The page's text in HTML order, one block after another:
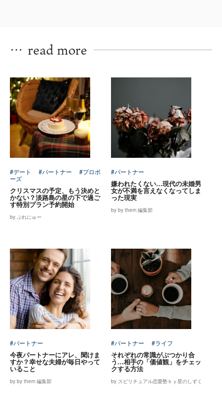
… read more
#デート #パートナー
#プロポ
ーズ
クリスマスの予定、もう決めと
かない？淡路島の星の下で過ご
す特別プラン予約開始
by ぷれにゅー
#パートナー
嫌われたくない…現代の未婚男
女が不満を言えなくなってしま
った現実
by by them 編集部
#パートナー
今夜パートナーにアレ、聞けま
すか？幸せな夫婦が毎日やって
いること
by by them 編集部
#パートナー #ライフ
それぞれの常識がぶつかり合
う…相手の「価値観」をチェッ
クする方法
by スピリチュアル恋愛塾ｂｙ星のしずく